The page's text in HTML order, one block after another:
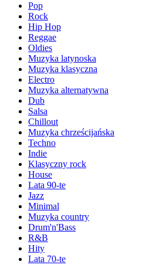
Pop
Rock
Hip Hop
Reggae
Oldies
Muzyka latynoska
Muzyka klasyczna
Electro
Muzyka alternatywna
Dub
Salsa
Chillout
Muzyka chrześcijańska
Techno
Indie
Klasyczny rock
House
Lata 90-te
Jazz
Minimal
Muzyka country
Drum'n'Bass
R&B
Hity
Lata 70-te